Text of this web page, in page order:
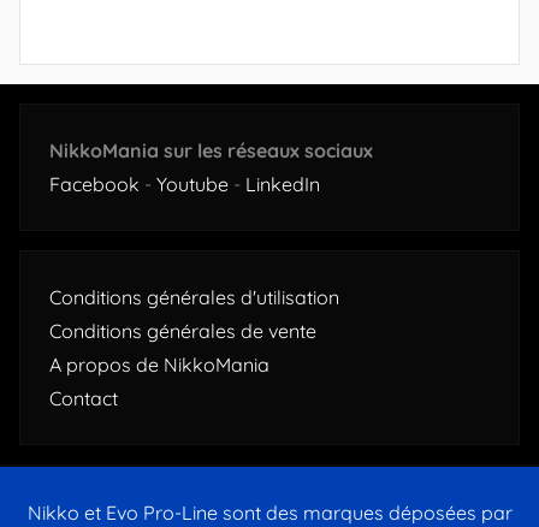
NikkoMania sur les réseaux sociaux
Facebook - Youtube - LinkedIn
Conditions générales d'utilisation
Conditions générales de vente
A propos de NikkoMania
Contact
Nikko et Evo Pro-Line sont des marques déposées par